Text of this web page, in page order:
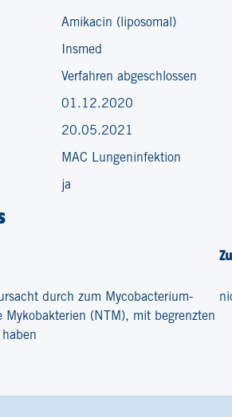
Amikacin (liposomal)
Insmed
Verfahren abgeschlossen
01.12.2020
20.05.2021
MAC Lungeninfektion
ja
durch zum Mycobacterium-
(NTM), mit begrenzten